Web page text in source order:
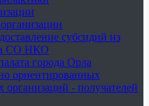
субсидий из
СО НКО
города Орла
ориентированных
организаций - получателей